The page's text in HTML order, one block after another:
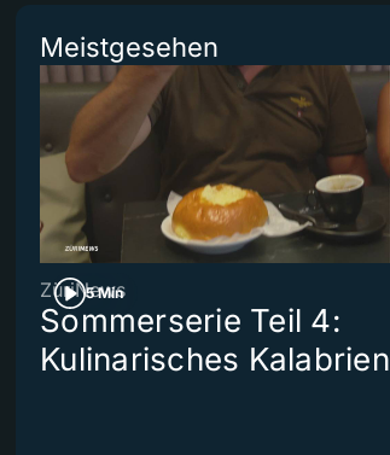
Meistgesehen
5 Min
ZüriNews
Sommerserie Teil 4:
Kulinarisches Kalabrien